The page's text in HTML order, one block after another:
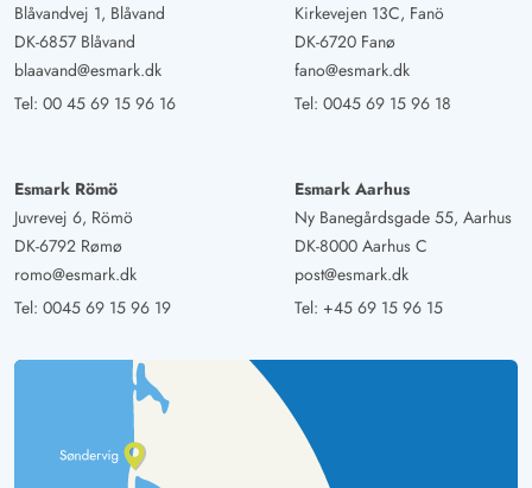
Blåvandvej 1, Blåvand
DK-6857 Blåvand
blaavand@esmark.dk
Tel: 00 45 69 15 96 16
Kirkevejen 13C, Fanö
DK-6720 Fanø
fano@esmark.dk
Tel: 0045 69 15 96 18
Esmark Römö
Juvrevej 6, Römö
DK-6792 Rømø
romo@esmark.dk
Tel: 0045 69 15 96 19
Esmark Aarhus
Ny Banegårdsgade 55, Aarhus
DK-8000 Aarhus C
post@esmark.dk
Tel: +45 69 15 96 15